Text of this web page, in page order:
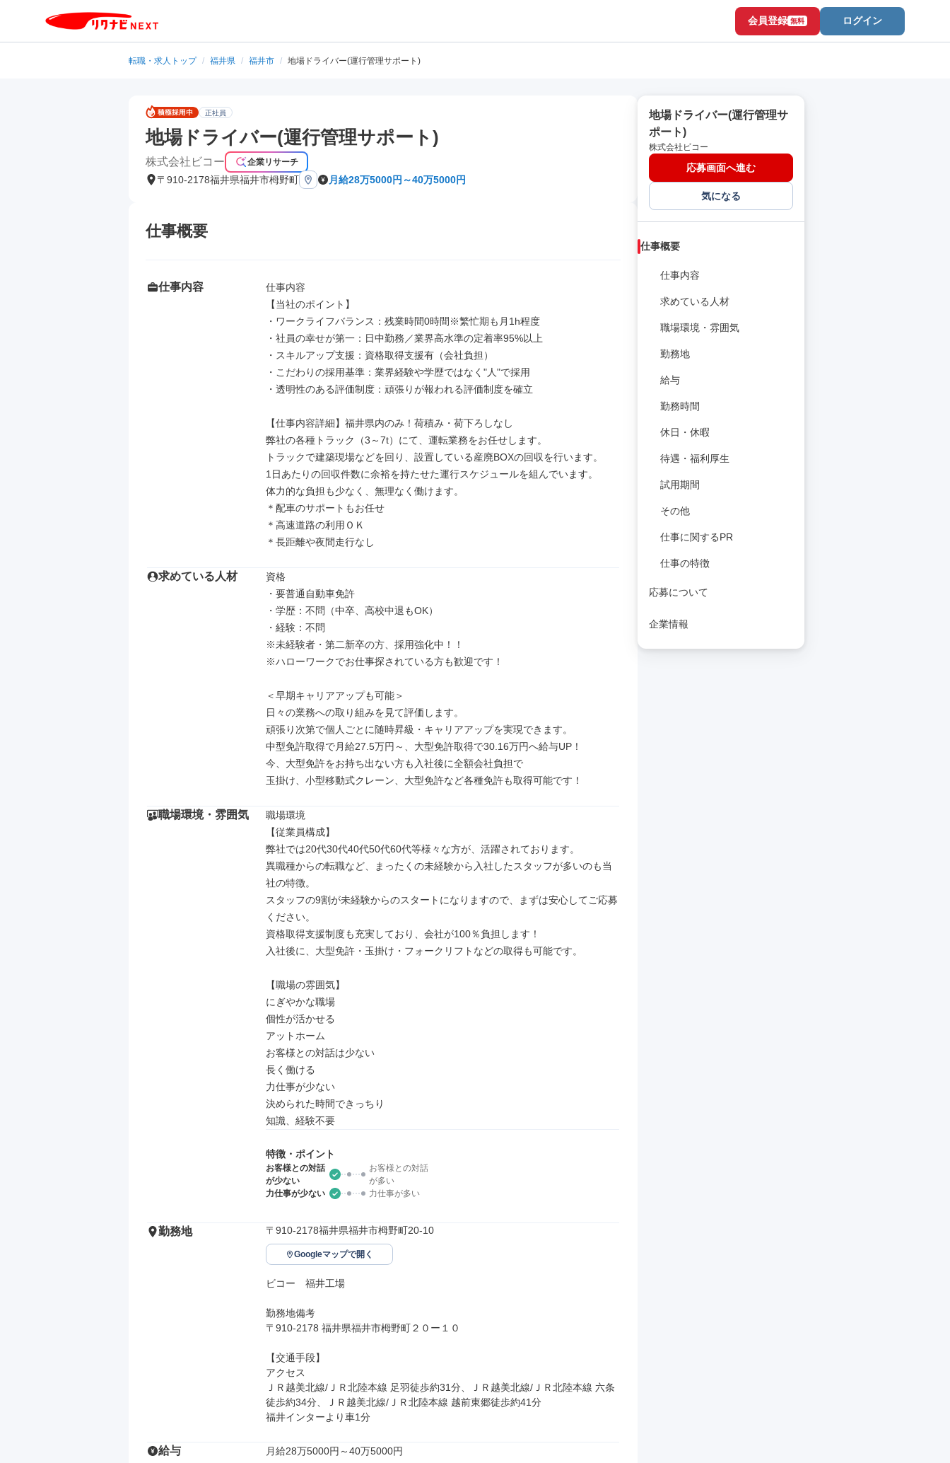
会員登録 無料 ログイン
転職・求人トップ / 福井県 / 福井市 / 地場ドライバー(運行管理サポート)
正社員
地場ドライバー(運行管理サポート)
株式会社ビコー 企業リサーチ
〒910-2178福井県福井市栂野町 月給28万5000円～40万5000円
仕事概要
仕事内容
仕事内容
【当社のポイント】
・ワークライフバランス：残業時間0時間※繁忙期も月1h程度
・社員の幸せが第一：日中勤務／業界高水準の定着率95%以上
・スキルアップ支援：資格取得支援有（会社負担）
・こだわりの採用基準：業界経験や学歴ではなく"人"で採用
・透明性のある評価制度：頑張りが報われる評価制度を確立
【仕事内容詳細】福井県内のみ！荷積み・荷下ろしなし
弊社の各種トラック（3～7t）にて、運転業務をお任せします。
トラックで建築現場などを回り、設置している産廃BOXの回収を行います。
1日あたりの回収件数に余裕を持たせた運行スケジュールを組んでいます。
体力的な負担も少なく、無理なく働けます。
＊配車のサポートもお任せ
＊高速道路の利用ＯＫ
＊長距離や夜間走行なし
求めている人材
資格
・要普通自動車免許
・学歴：不問（中卒、高校中退もOK）
・経験：不問
※未経験者・第二新卒の方、採用強化中！！
※ハローワークでお仕事探されている方も歓迎です！
＜早期キャリアアップも可能＞
日々の業務への取り組みを見て評価します。
頑張り次第で個人ごとに随時昇級・キャリアアップを実現できます。
中型免許取得で月給27.5万円～、大型免許取得で30.16万円へ給与UP！
今、大型免許をお持ち出ない方も入社後に全額会社負担で
玉掛け、小型移動式クレーン、大型免許など各種免許も取得可能です！
職場環境・雰囲気
職場環境
【従業員構成】
弊社では20代30代40代50代60代等様々な方が、活躍されております。
異職種からの転職など、まったくの未経験から入社したスタッフが多いのも当
社の特徴。
スタッフの9割が未経験からのスタートになりますので、まずは安心してご応募
ください。
資格取得支援制度も充実しており、会社が100％負担します！
入社後に、大型免許・玉掛け・フォークリフトなどの取得も可能です。
【職場の雰囲気】
にぎやかな職場
個性が活かせる
アットホーム
お客様との対話は少ない
長く働ける
力仕事が少ない
決められた時間できっちり
知識、経験不要
特徴・ポイント
お客様との対話
が少ない
お客様との対話
が多い
力仕事が少ない
力仕事が多い
勤務地 〒910-2178福井県福井市栂野町20-10
Googleマップで開く
ビコー　福井工場
勤務地備考
〒910-2178 福井県福井市栂野町２０ー１０
【交通手段】
アクセス
ＪＲ越美北線/ＪＲ北陸本線 足羽徒歩約31分、ＪＲ越美北線/ＪＲ北陸本線 六条
徒歩約34分、ＪＲ越美北線/ＪＲ北陸本線 越前東郷徒歩約41分
福井インターより車1分
給与 月給28万5000円～40万5000円
地場ドライバー(運行管理サ
ポート)
株式会社ビコー
応募画面へ進む
気になる
仕事概要
仕事内容
求めている人材
職場環境・雰囲気
勤務地
給与
勤務時間
休日・休暇
待遇・福利厚生
試用期間
その他
仕事に関するPR
仕事の特徴
応募について
企業情報